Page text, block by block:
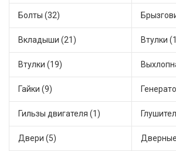
Болты (32)
Вкладыши (21) Втулки
Втулки (19)
Гайки (9)
Гильзы двигателя (1)
Двери (5)